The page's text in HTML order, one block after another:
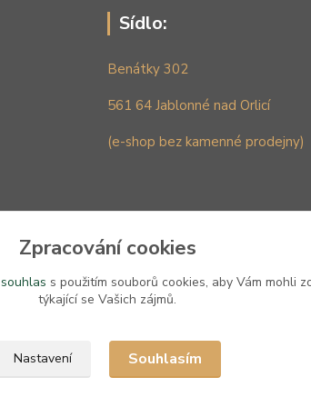
Sídlo:
Benátky 302
561 64 Jablonné nad Orlicí
(e-shop bez kamenné prodejny)
Zpracování cookies
souhlas s použitím souborů cookies, aby Vám mohli
týkající se Vašich zájmů.
Nastavení Souhlasím